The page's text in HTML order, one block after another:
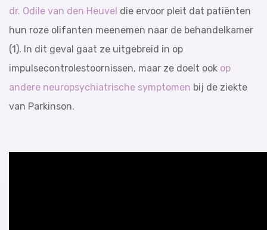
dr. Odile van den Heuvel die ervoor pleit dat patiënten
hun roze olifanten meenemen naar de behandelkamer
(1). In dit geval gaat ze uitgebreid in op
impulsecontrolestoornissen, maar ze doelt ook op
andere neuropsychiatrische symptomen bij de ziekte
van Parkinson.